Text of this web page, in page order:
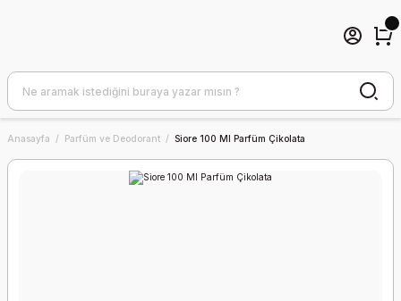
Anasayfa Parfüm ve Deodorant Siore 100 Ml Parfüm Çikolata